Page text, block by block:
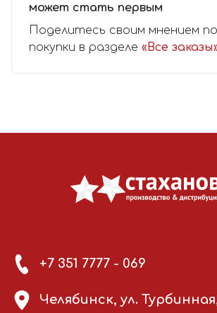
может стать первым
Поделитесь своим мнением
покупки в разделе «Все
+7 351 7777 - 069
Челябинск, ул.